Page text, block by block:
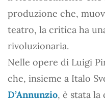
produzione che,
teatro, la critica ha
rivoluzionaria.
Nelle opere di Luigi
che, insieme a Italo
D’Annunzio, è stata